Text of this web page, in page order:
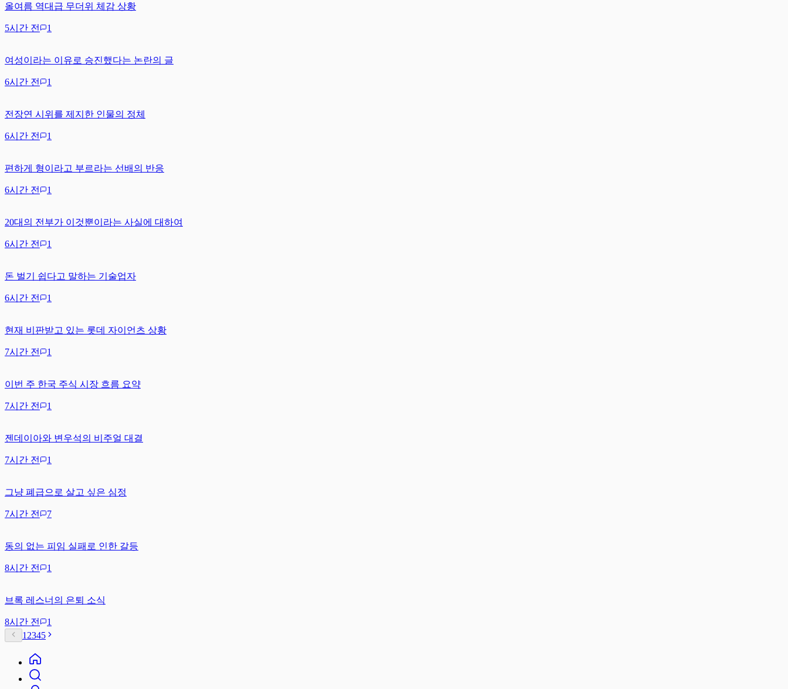
올여름 역대급 무더위 체감 상황
5시간 전 1
여성이라는 이유로 승진했다는 논란의 글
6시간 전 1
전장연 시위를 제지한 인물의 정체
6시간 전 1
편하게 형이라고 부르라는 선배의 반응
6시간 전 1
20대의 전부가 이것뿐이라는 사실에 대하여
6시간 전 1
돈 벌기 쉽다고 말하는 기술업자
6시간 전 1
현재 비판받고 있는 롯데 자이언츠 상황
7시간 전 1
이번 주 한국 주식 시장 흐름 요약
7시간 전 1
젠데이아와 변우석의 비주얼 대결
7시간 전 1
그냥 폐급으로 살고 싶은 심정
7시간 전 7
동의 없는 피임 실패로 인한 갈등
8시간 전 1
브록 레스너의 은퇴 소식
8시간 전
1
1 2345